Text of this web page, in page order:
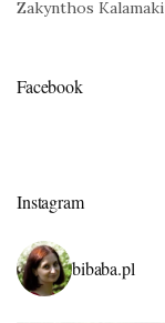
Zakynthos
Facebook
Instagram
bibaba.pl